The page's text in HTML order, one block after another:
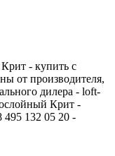
- купить с
от производителя,
дилера - loft-
Крит -
495 132 05 20 -